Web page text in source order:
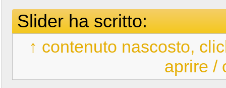
Slider ha scritto:
↑ contenuto nascosto,
aprire /